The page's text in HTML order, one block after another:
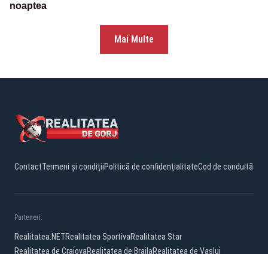
noaptea
Mai Multe
ContactTermeni și condițiiPolitică de confidențialitateCod de conduită
Parteneri:
Realitatea.NETRealitatea SportivaRealitatea Star
Realitatea de CraiovaRealitatea de BrailaRealitatea de Vaslui